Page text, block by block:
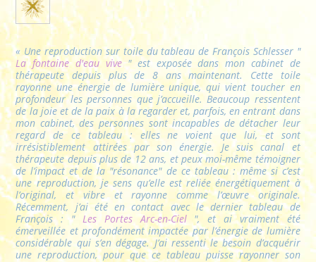
« Une reproduction sur toile du tableau de François Schlesser "
La fontaine d'eau vive" est exposée dans mon cabinet de
thérapeute depuis plus de 8 ans maintenant. Cette toile
rayonne une énergie de lumière unique, qui vient toucher en
profondeur les personnes que j’accueille. Beaucoup ressentent
de la joie et de la paix à la regarder et, parfois, en entrant dans
mon cabinet, des personnes sont incapables de détacher leur
regard de ce tableau : elles ne voient que lui, et sont
irrésistiblement attirées par son énergie. Je suis canal et
thérapeute depuis plus de 12 ans, et peux moi-même témoigner
de l’impact et de la "résonance" de ce tableau : même si c’est
une reproduction, je sens qu’elle est reliée énergétiquement à
l’original, et vibre et rayonne comme l’œuvre originale.
Récemment, j’ai été en contact avec le dernier tableau de
François : " Les Portes Arc-en-Ciel", et ai vraiment été
émerveillée et profondément impactée par l’énergie de lumière
considérable qui s’en dégage. J’ai ressenti le besoin d’acquérir
une reproduction, pour que ce tableau puisse rayonner son